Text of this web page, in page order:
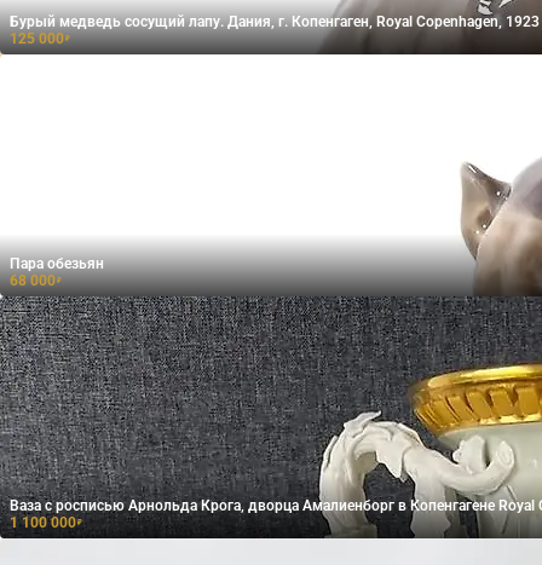
Бурый медведь сосущий лапу. Дания, г. Копенгаген, Royal Copenhagen, 1923
125 000₽
Пара обезьян
68 000₽
Ваза с росписью Арнольда Крога, дворца Амалиенборг в Копенгагене Royal
1 100 000₽